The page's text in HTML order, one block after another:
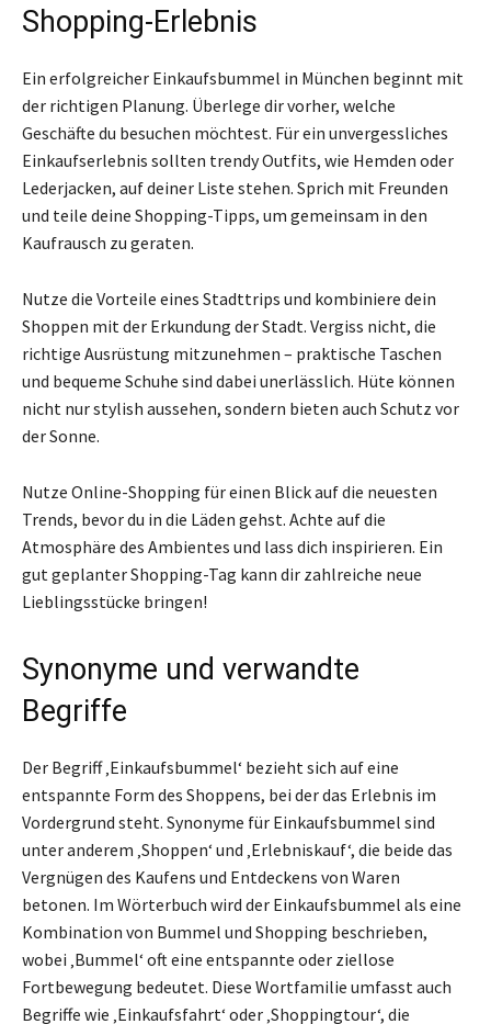
Shopping-Erlebnis
Ein erfolgreicher Einkaufsbummel in München beginnt mit
der richtigen Planung. Überlege dir vorher, welche
Geschäfte du besuchen möchtest. Für ein unvergessliches
Einkaufserlebnis sollten trendy Outfits, wie Hemden oder
Lederjacken, auf deiner Liste stehen. Sprich mit Freunden
und teile deine Shopping-Tipps, um gemeinsam in den
Kaufrausch zu geraten.
Nutze die Vorteile eines Stadttrips und kombiniere dein
Shoppen mit der Erkundung der Stadt. Vergiss nicht, die
richtige Ausrüstung mitzunehmen – praktische Taschen
und bequeme Schuhe sind dabei unerlässlich. Hüte können
nicht nur stylish aussehen, sondern bieten auch Schutz vor
der Sonne.
Nutze Online-Shopping für einen Blick auf die neuesten
Trends, bevor du in die Läden gehst. Achte auf die
Atmosphäre des Ambientes und lass dich inspirieren. Ein
gut geplanter Shopping-Tag kann dir zahlreiche neue
Lieblingsstücke bringen!
Synonyme und verwandte
Begriffe
Der Begriff ‚Einkaufsbummel‘ bezieht sich auf eine
entspannte Form des Shoppens, bei der das Erlebnis im
Vordergrund steht. Synonyme für Einkaufsbummel sind
unter anderem ‚Shoppen‘ und ‚Erlebniskauf‘, die beide das
Vergnügen des Kaufens und Entdeckens von Waren
betonen. Im Wörterbuch wird der Einkaufsbummel als eine
Kombination von Bummel und Shopping beschrieben,
wobei ‚Bummel‘ oft eine entspannte oder ziellose
Fortbewegung bedeutet. Diese Wortfamilie umfasst auch
Begriffe wie ‚Einkaufsfahrt‘ oder ‚Shoppingtour‘, die